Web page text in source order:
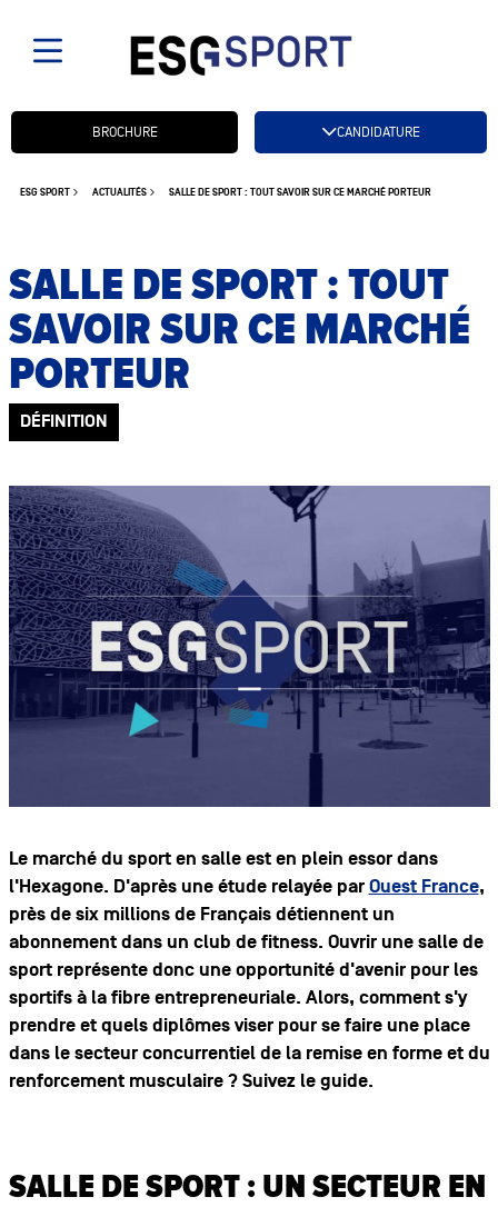
ESG SPORT ACTUALITÉS SALLE DE SPORT : TOUT SAVOIR SUR CE MARCHÉ PORTEUR
SALLE DE SPORT : TOUT
SAVOIR SUR CE MARCHÉ
PORTEUR
DÉFINITION
Le marché du sport en salle est en plein essor dans
l'Hexagone. D'après une étude relayée parOuest France,
près de six millions de Français détiennent un
abonnement dans un club de fitness. Ouvrir une salle de
sport représente donc une opportunité d'avenir pour les
sportifs à la fibre entrepreneuriale. Alors, comment s'y
prendre et quels diplômes viser pour se faire une place
dans le secteur concurrentiel de la remise en forme et du
renforcement musculaire ? Suivez le guide.
SALLE DE SPORT : UN SECTEUR EN
CANDIDATURE
Candidatez btnBROCHURE